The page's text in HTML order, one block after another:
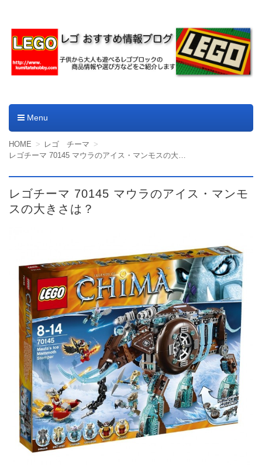
Menu
コンテンツへ移動
HOME
レゴ チーマ
レゴチーマ 70145 マウラのアイス・マンモスの大きさは？
レゴチーマ 70145 マウラのアイス・マンモ
スの大きさは？